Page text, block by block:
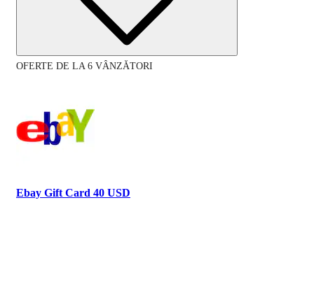
OFERTE DE LA 6 VÂNZĂTORI
Ebay Gift Card 40 USD